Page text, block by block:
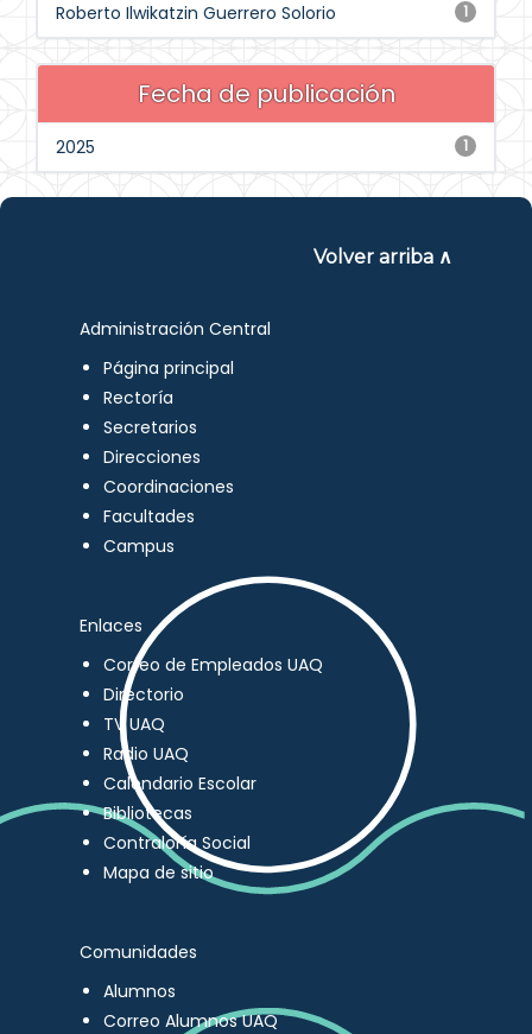
1
Roberto Ilwikatzin Guerrero Solorio
Fecha de publicación
1
2025
Volver arriba ∧
Administración Central
Página principal
Rectoría
Secretarios
Direcciones
Coordinaciones
Facultades
Campus
Enlaces
Correo de Empleados UAQ
Directorio
TV UAQ
Radio UAQ
Calendario Escolar
Bibliotecas
Contraloría Social
Mapa de sitio
Comunidades
Alumnos
Correo Alumnos UAQ